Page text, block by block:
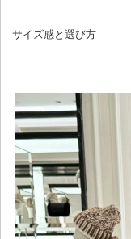
サイズ感と選び方